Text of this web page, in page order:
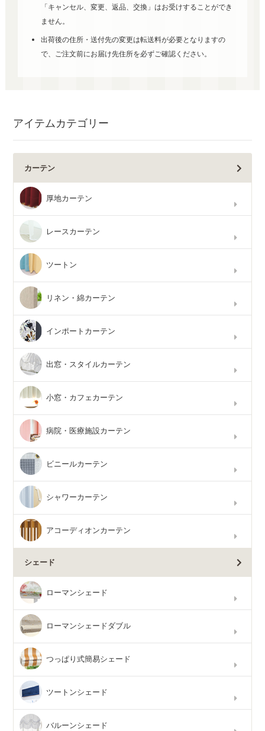
「キャンセル、変更、返品、交換」はお受けすることができ
ません。
出荷後の住所・送付先の変更は転送料が必要となりますの
で、ご注文前にお届け先住所を必ずご確認ください。
アイテムカテゴリー
カーテン
厚地カーテン
レースカーテン
ツートン
リネン・綿カーテン
インポートカーテン
出窓・スタイルカーテン
小窓・カフェカーテン
病院・医療施設カーテン
ビニールカーテン
シャワーカーテン
アコーディオンカーテン
シェード
ローマンシェード
ローマンシェードダブル
つっぱり式簡易シェード
ツートンシェード
バルーンシェード